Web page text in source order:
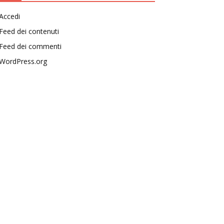
Feed dei contenuti
Feed dei commenti